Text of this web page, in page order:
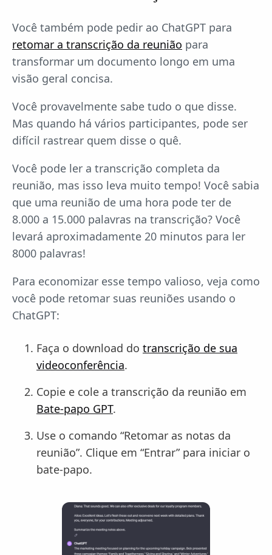
Você também pode pedir ao ChatGPT para
retomar a transcrição da reunião para
transformar um documento longo em uma
visão geral concisa.
Você provavelmente sabe tudo o que disse.
Mas quando há vários participantes, pode ser
difícil rastrear quem disse o quê.
Você pode ler a transcrição completa da
reunião, mas isso leva muito tempo! Você sabia
que uma reunião de uma hora pode ter de
8.000 a 15.000 palavras na transcrição? Você
levará aproximadamente 20 minutos para ler
8000 palavras!
Para economizar esse tempo valioso, veja como
você pode retomar suas reuniões usando o
ChatGPT:
Faça o download do transcrição de sua
videoconferência.
Copie e cole a transcrição da reunião em
Bate-papo GPT.
Use o comando “Retomar as notas da
reunião”. Clique em “Entrar” para iniciar o
bate-papo.